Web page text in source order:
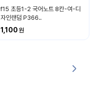
f15 초등1-2 국어노트 8칸-여-디
자인랜덤 P366..
1,100